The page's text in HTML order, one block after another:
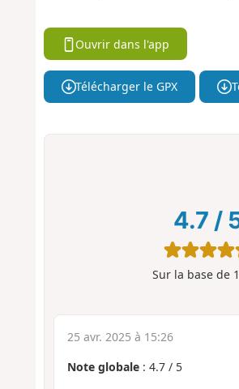
Ouvrir dans l'app
Télécharger le GPX
4.7 /
Sur la base de 1
25 avr. 2025 à 15:26
Note globale: 4.7/ 5